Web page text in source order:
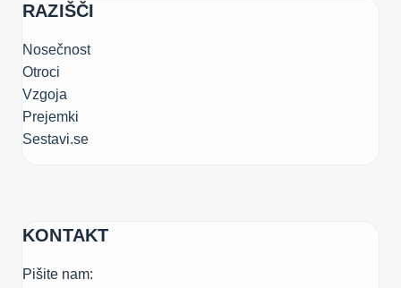
RAZIŠČI
Nosečnost
Otroci
Vzgoja
Prejemki
Sestavi.se
KONTAKT
Pišite nam: